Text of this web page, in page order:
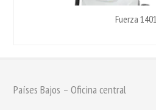
Fuerza 1401
Países Bajos – Oficina central